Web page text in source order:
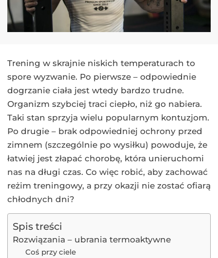
Trening w skrajnie niskich temperaturach to
spore wyzwanie. Po pierwsze – odpowiednie
dogrzanie ciała jest wtedy bardzo trudne.
Organizm szybciej traci ciepło, niż go nabiera.
Taki stan sprzyja wielu popularnym kontuzjom.
Po drugie – brak odpowiedniej ochrony przed
zimnem (szczególnie po wysiłku) powoduje, że
łatwiej jest złapać chorobę, która unieruchomi
nas na długi czas. Co więc robić, aby zachować
reżim treningowy, a przy okazji nie zostać ofiarą
chłodnych dni?
Spis treści
Rozwiązania – ubrania termoaktywne
Coś przy ciele